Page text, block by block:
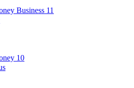
Business 11
10